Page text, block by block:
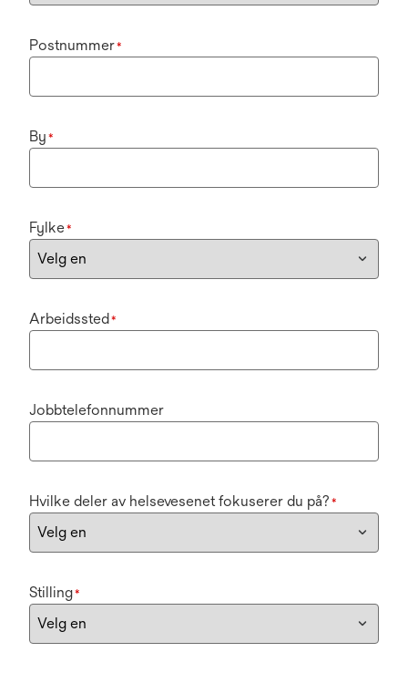
Postnummer*
By *
Fylke*
Arbeidssted*
Jobbtelefonnummer
Hvilke deler av helsevesenet fokuserer du på? *
Stilling*